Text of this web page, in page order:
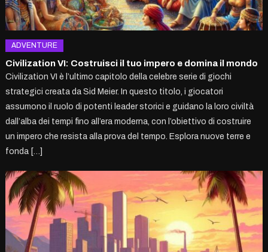
ADVENTURE
Civilization VI: Costruisci il tuo impero e domina il mondo
Civilization VI è l’ultimo capitolo della celebre serie di giochi
strategici creata da Sid Meier. In questo titolo, i giocatori
assumono il ruolo di potenti leader storici e guidano la loro civiltà
dall’alba dei tempi fino all’era moderna, con l’obiettivo di costruire
un impero che resista alla prova del tempo. Esplora nuove terre e
fonda […]